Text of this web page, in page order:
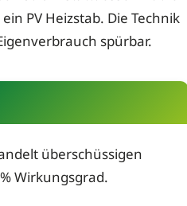
PV Heizstab. Die Technik
spürbar.
überschüssigen
Wirkungsgrad.